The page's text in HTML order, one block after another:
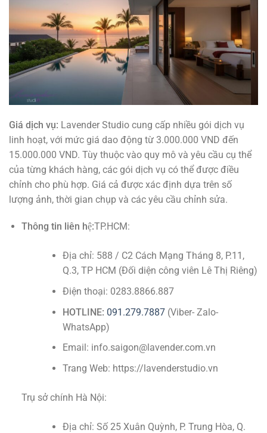
Giá dịch vụ: Lavender Studio cung cấp nhiều gói dịch vụ
linh hoạt, với mức giá dao động từ 3.000.000 VND đến
15.000.000 VND. Tùy thuộc vào quy mô và yêu cầu cụ thể
của từng khách hàng, các gói dịch vụ có thể được điều
chỉnh cho phù hợp. Giá cả được xác định dựa trên số
lượng ảnh, thời gian chụp và các yêu cầu chỉnh sửa.
Thông tin liên hệ:TP.HCM:
Địa chỉ: 588 / C2 Cách Mạng Tháng 8, P.11,
Q.3, TP HCM (Đối diện công viên Lê Thị Riêng)
Điện thoại: 0283.8866.887
HOTLINE: 091.279.7887(Viber- Zalo-
WhatsApp)
Email: info.saigon@lavender.com.vn
Trang Web: https://lavenderstudio.vn
Trụ sở chính Hà Nội:
Địa chỉ: Số 25 Xuân Quỳnh, P. Trung Hòa, Q.